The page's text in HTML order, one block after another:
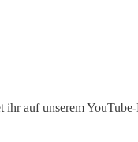
auf unserem